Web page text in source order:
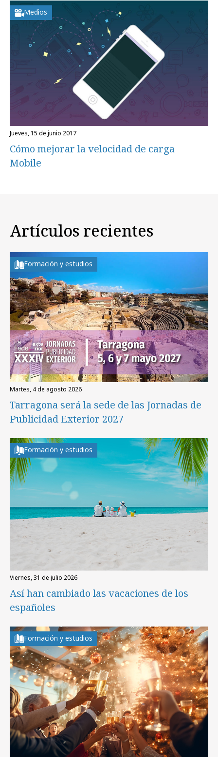
Medios
jueves, 15 de junio 2017
Cómo mejorar la velocidad de carga
Mobile
Artículos recientes
Formación y estudios
martes, 4 de agosto 2026
Tarragona será la sede de las Jornadas de
Publicidad Exterior 2027
Formación y estudios
viernes, 31 de julio 2026
Así han cambiado las vacaciones de los
españoles
Formación y estudios